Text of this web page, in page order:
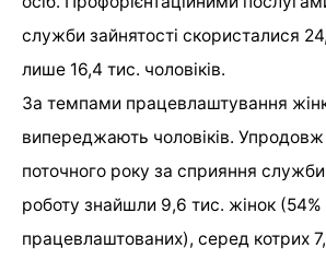
служби зайнятості скористалися
лише 16,4 тис. чоловіків.
За темпами працевлаштування
випереджають чоловіків. Упродовж
поточного року за сприяння служби
роботу знайшли 9,6 тис. жінок (54%
працевлаштованих), серед котрих